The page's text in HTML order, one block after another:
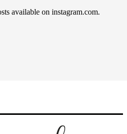
available on instagram.com.